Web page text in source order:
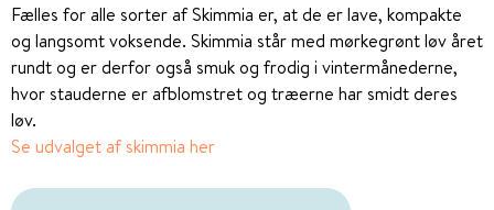
Fælles for alle sorter af Skimmia er, at de er lave, kompakte
og langsomt voksende. Skimmia står med mørkegrønt løv året
rundt og er derfor også smuk og frodig i vintermånederne,
hvor stauderne er afblomstret og træerne har smidt deres
løv.
Se udvalget af skimmia her